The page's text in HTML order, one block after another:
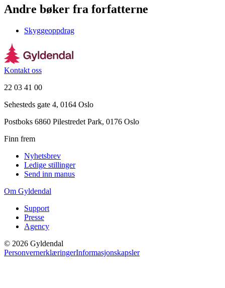
Andre bøker fra forfatterne
Skyggeoppdrag
Kontakt oss
22 03 41 00
Sehesteds gate 4, 0164 Oslo
Postboks 6860 Pilestredet Park, 0176 Oslo
Finn frem
Nyhetsbrev
Ledige stillinger
Send inn manus
Om Gyldendal
Support
Presse
Agency
© 2026 Gyldendal
PersonvernerklæringerInformasjonskapsler